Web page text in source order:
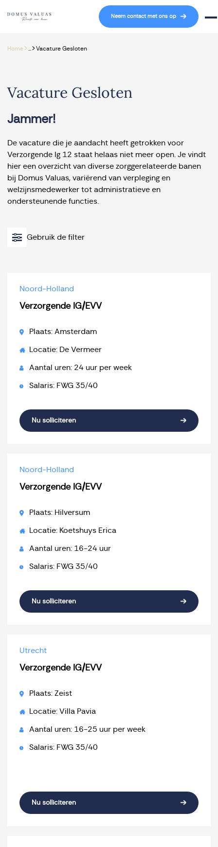
Navigatie overslaan
Neem contact met ons op
Home> >Vacature Gesloten
Vacature Gesloten
Jammer!
De vacature die je aandacht heeft getrokken voor
Verzorgende Ig 12 staat helaas niet meer open. Je vindt
hier een overzicht van diverse zorggerelateerde banen
bij Domus Valuas, variërend van verpleging en
welzijnsmedewerker tot administratieve en
ondersteunende functies.
Gebruik de filter
Noord-Holland
Verzorgende IG/EVV
Plaats: Amsterdam
Locatie: De Vermeer
Aantal uren: 24 uur per week
Salaris: FWG 35/40
Nu solliciteren
Noord-Holland
Verzorgende IG/EVV
Plaats: Hilversum
Locatie: Koetshuys Erica
Aantal uren: 16-24 uur
Salaris: FWG 35/40
Nu solliciteren
Utrecht
Verzorgende IG/EVV
Plaats: Zeist
Locatie: Villa Pavia
Aantal uren: 16-25 uur per week
Salaris: FWG 35/40
Nu solliciteren